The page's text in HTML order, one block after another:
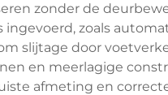
zonder de
zoals
slijtage door
en meerlagige
afmeting en